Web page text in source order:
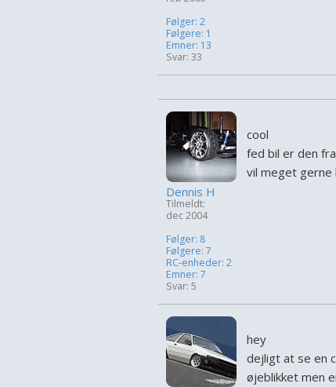
Følger: 2
Følgere: 1
Emner: 13
Svar: 33
Dennis H
Tilmeldt:
dec 2004
Følger: 8
Følgere: 7
RC-enheder: 2
Emner: 7
Svar: 5
cool
fed bil er den
vil meget gerne
hey
dejligt at se en
øjeblikket men